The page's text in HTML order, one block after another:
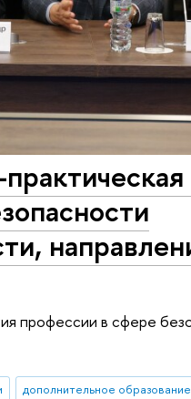
профессии в сфере
дополнительное образование